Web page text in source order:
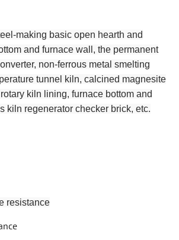
making basic open hearth and
and furnace wall, the permanent
non-ferrous metal smelting
tunnel kiln, calcined magnesite
kiln lining, furnace bottom and
kiln regenerator checker brick, etc.
resistance